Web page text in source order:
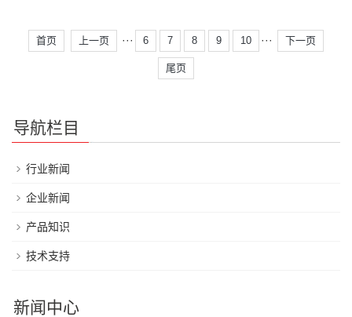
首页 上一页 ··· 6 7 8 9 10 ··· 下一页
尾页
导航栏目
行业新闻
企业新闻
产品知识
技术支持
新闻中心